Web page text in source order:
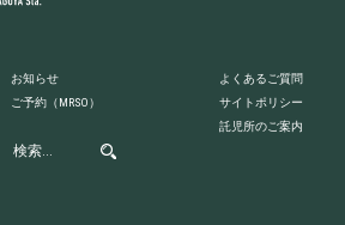
お知らせ
ご予約 （MRSO）
よくあるご質問
サイトポリシー
託児所のご案内